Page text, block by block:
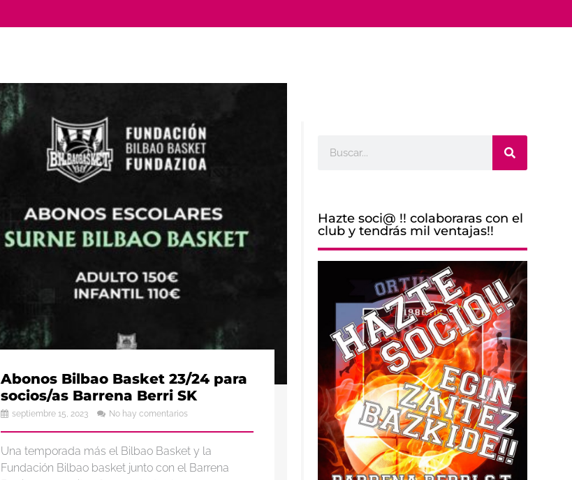
Abonos Bilbao Basket 23/24 para
socios/as Barrena Berri SK
septiembre 15, 2023 No hay comentarios
Una temporada más el Bilbao Basket y la
Fundación Bilbao basket junto con el Barrena
Hazte soci@ !! colaboraras con el
club y tendrás mil ventajas!!